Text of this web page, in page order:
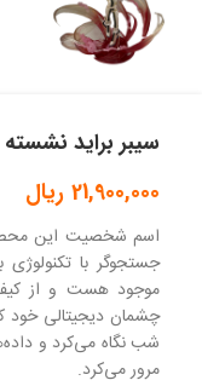
سیبر براید نشسته
21,900,000 ریال
اسم شخصیت این
جستجوگر با تکنولوژی
موجود هست و از
چشمان دیجیتالی خود
شب نگاه می‌کرد و
مرور می‌کرد.